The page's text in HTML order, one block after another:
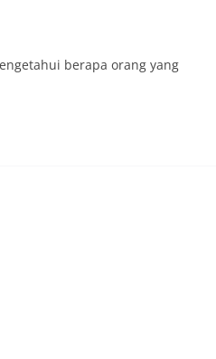
berapa orang yang